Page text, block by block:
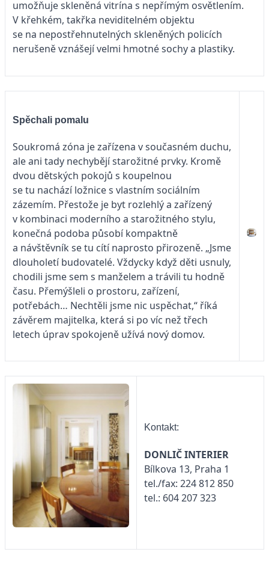
umožňuje skleněná vitrína s nepřímým osvětlením.
V křehkém, takřka neviditelném objektu
se na nepostřehnutelných skleněných policích
nerušeně vznášejí velmi hmotné sochy a plastiky.
Spěchali pomalu
Soukromá zóna je zařízena v současném duchu,
ale ani tady nechybějí starožitné prvky. Kromě
dvou dětských pokojů s koupelnou
se tu nachází ložnice s vlastním sociálním
zázemím. Přestože je byt rozlehlý a zařízený
v kombinaci moderního a starožitného stylu,
konečná podoba působí kompaktně
a návštěvník se tu cítí naprosto přirozeně. „Jsme
dlouholetí budovatelé. Vždycky když děti usnuly,
chodili jsme sem s manželem a trávili tu hodně
času. Přemýšleli o prostoru, zařízení,
potřebách… Nechtěli jsme nic uspěchat,“ říká
závěrem majitelka, která si po víc než třech
letech úprav spokojeně užívá nový domov.
Kontakt:
DONLIČ INTERIER
Bílkova 13, Praha 1
tel./fax: 224 812 850
tel.: 604 207 323